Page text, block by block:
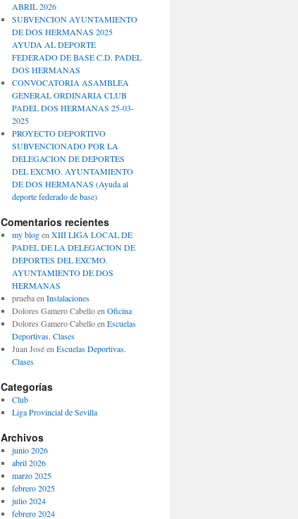
ABRIL 2026
SUBVENCION AYUNTAMIENTO
DE DOS HERMANAS 2025
AYUDA AL DEPORTE
FEDERADO DE BASE C.D. PADEL
DOS HERMANAS
CONVOCATORIA ASAMBLEA
GENERAL ORDINARIA CLUB
PADEL DOS HERMANAS 25-03-
2025
PROYECTO DEPORTIVO
SUBVENCIONADO POR LA
DELEGACION DE DEPORTES
DEL EXCMO. AYUNTAMIENTO
DE DOS HERMANAS (Ayuda al
deporte federado de base)
Comentarios recientes
my blogen XIII LIGA LOCAL DE
PADEL DE LA DELEGACION DE
DEPORTES DEL EXCMO.
AYUNTAMIENTO DE DOS
HERMANAS
pruebaen Instalaciones
Dolores Gamero Cabelloen Oficina
Dolores Gamero Cabelloen Escuelas
Deportivas. Clases
Juan Joséen Escuelas Deportivas.
Clases
Categorías
Club
Liga Provincial de Sevilla
Archivos
junio 2026
abril 2026
marzo 2025
febrero 2025
julio 2024
febrero 2024